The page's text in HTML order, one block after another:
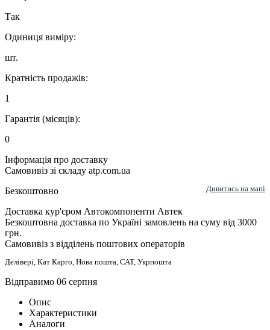
Так
Одиниця виміру:
шт.
Кратність продажів:
1
Гарантія (місяців):
0
Інформація про доставку
Самовивіз зі складу atp.com.ua
Безкоштовно
Дивитись на мапі
Доставка кур'єром Автокомпоненти Автек
Безкоштовна доставка по Україні замовлень на суму від 3000
грн.
Самовивіз з відділень поштових операторів
Делівері, Кат Карго, Нова пошта, САТ, Укрпошта
Відправимо 06 серпня
Опис
Характеристики
Аналоги